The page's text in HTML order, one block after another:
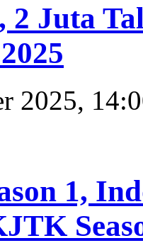
2 Juta
2025,
1,